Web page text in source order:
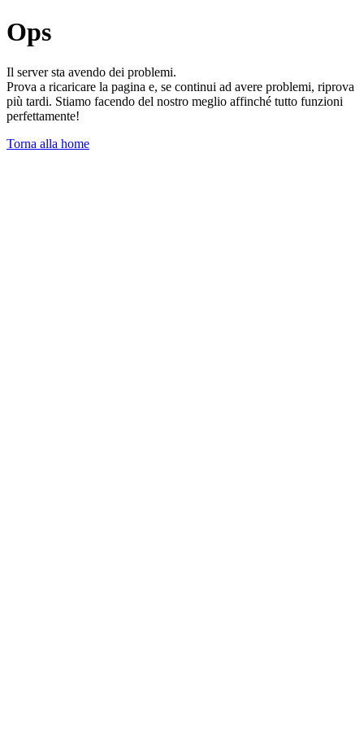
Ops
Il server sta avendo dei problemi.
Prova a ricaricare la pagina e, se continui ad avere problemi, riprova
più tardi. Stiamo facendo del nostro meglio affinché tutto funzioni
perfettamente!
Torna alla home